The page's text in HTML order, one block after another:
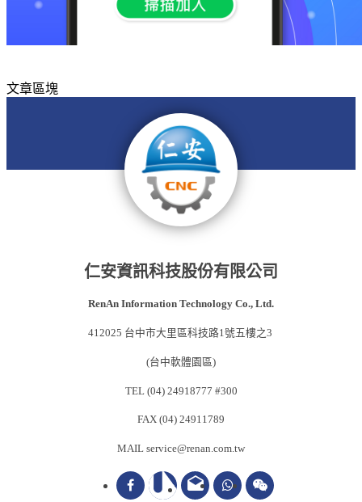
文章區塊
仁安資訊科技股份有限公司
RenAn Information Technology Co., Ltd.
412025 台中市大里區科技路1號五樓之3
(台中軟體園區)
TEL (04) 24918777 #300
FAX (04) 24911789
MAIL service@renan.com.tw
drafts